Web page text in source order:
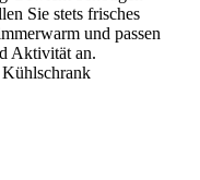
Sie stets frisches
und passen
Aktivität an.